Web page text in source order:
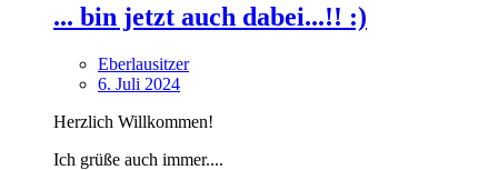
... bin jetzt auch dabei...!! :)
Eberlausitzer
6. Juli 2024
Herzlich Willkommen!
Ich grüße auch immer....